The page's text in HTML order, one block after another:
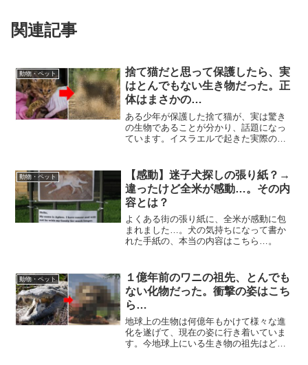
関連記事
動物・ペット
捨て猫だと思って保護したら、実
はとんでもない生き物だった。正
体はまさかの…
ある少年が保護した捨て猫が、実は驚き
の生物であることが分かり、話題になっ
ています。イスラエルで起きた実際の出
動物・ペット
【感動】迷子犬探しの張り紙？→
違ったけど全米が感動…。その内
容とは？
よくある街の張り紙に、全米が感動に包
まれました…。犬の気持ちになって書か
れた手紙の、本当の内容はこちら…。
動物・ペット
１億年前のワニの祖先、とんでも
ない化物だった。衝撃の姿はこち
ら…
地球上の生物は何億年もかけて様々な進
化を遂げて、現在の姿に行き着いていま
す。今地球上にいる生き物の祖先はどん